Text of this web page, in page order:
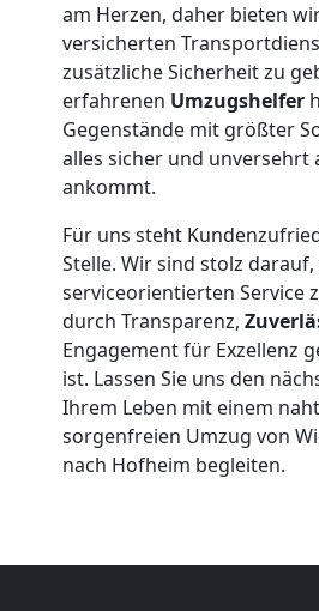
am Herzen, daher bieten
versicherten
zusätzliche Sicherheit zu
erfahrenen Umzugshelfer
Gegenstände mit größter
alles sicher und unversehrt
ankommt.
Für uns steht
Stelle. Wir sind stolz darauf,
serviceorientierten Service
durch Transparenz,
Engagement für Exzellenz
ist. Lassen Sie uns den
Ihrem Leben mit einem
sorgenfreien Umzug von
nach Hofheim begleiten.
Möbelmontage
Wiener
Neustadt
Wiener
Neustadt
Wiener